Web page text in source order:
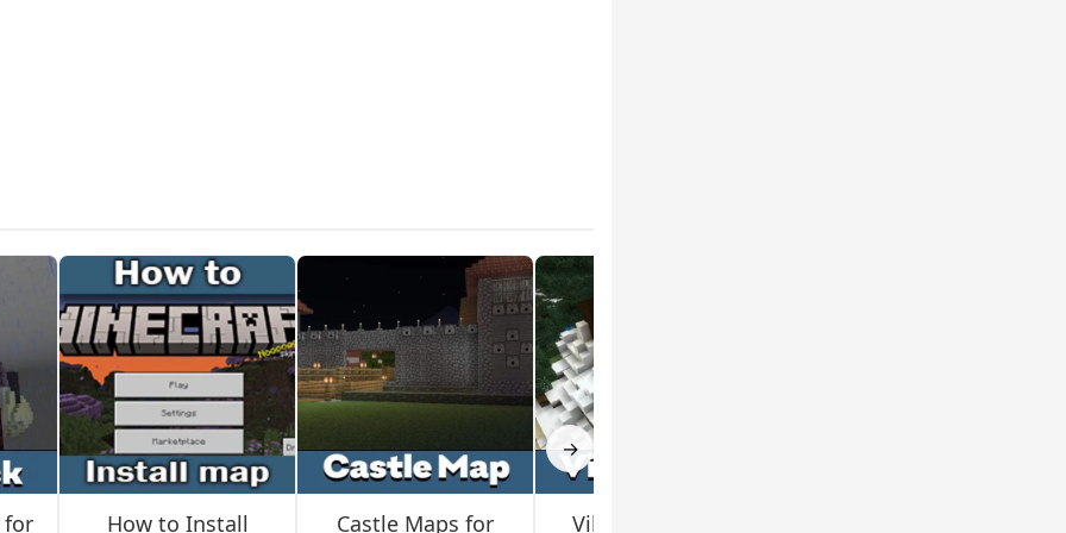
entretenidos mientras esperan que empiece la partida.
de armas, armaduras y bloques de utilidad. Prioriza la
en combate.
→
for
How to Install
Castle Maps for
Village Maps for